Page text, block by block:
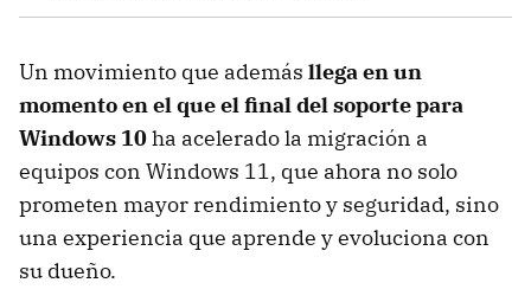
Un movimiento que además llega en un
momento en el que elfinal del soporte para
Windows 10ha acelerado la migración a
equipos con Windows 11, que ahora no solo
prometen mayor rendimiento y seguridad, sino
una experiencia que aprende y evoluciona con
su dueño.